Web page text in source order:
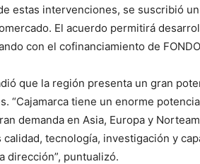
estas intervenciones, se suscribió
El acuerdo permitirá
con el cofinanciamiento de
que la región presenta un gran
“Cajamarca tiene un enorme
demanda en Asia, Europa y
tecnología, investigación y
dirección”, puntualizó.